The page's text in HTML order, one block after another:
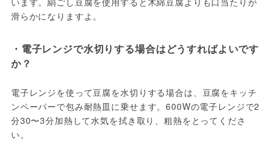
滑らかになりますよ。
・電子レンジで水切りする場合はどうすればよいです
か？
電子レンジを使って豆腐を水切りする場合は、豆腐をキッチ
ンペーパーで包み耐熱皿に乗せます。600Wの電子レンジで2
分30〜3分加熱して水気を拭き取り、粗熱をとってくださ
い。